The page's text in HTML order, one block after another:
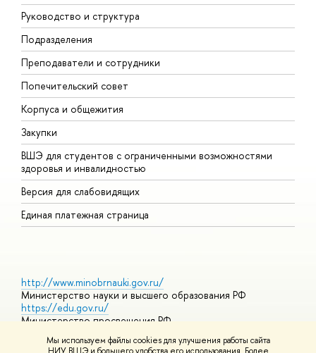
Мы используем файлы cookies для улучшения работы сайта
Руководство и структура
Подразделения
Преподаватели и сотрудники
Попечительский совет
Корпуса и общежития
Закупки
ВШЭ для студентов с ограниченными возможностями
здоровья и инвалидностью
Версия для слабовидящих
Единая платежная страница
http://www.minobrnauki.gov.ru/
Министерство науки и высшего образования РФ
https://edu.gov.ru/
Министерство просвещения РФ
https://elearning.hse.ru/mooc
Массовые открытые онлайн-курсы